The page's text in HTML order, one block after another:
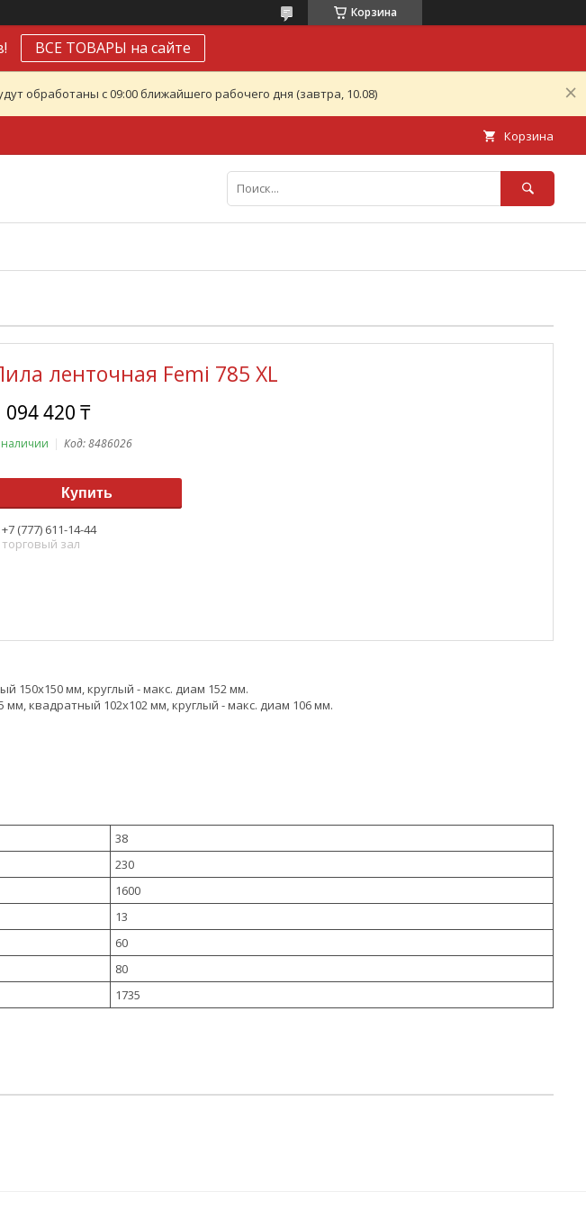
Корзина
ВСЕ ТОВАРЫ на сайте
обработаны с 09:00 ближайшего рабочего дня (завтра, 10.08)
Корзина
ленточная Femi 785 XL
094 420 ₸
Код:8486026
Купить
+7 (777) 611-14-44
торговый зал
150х150 мм, круглый - макс. диам 152 мм.
квадратный 102х102 мм, круглый - макс. диам 106 мм.
38
230
1600
13
60
80
1735